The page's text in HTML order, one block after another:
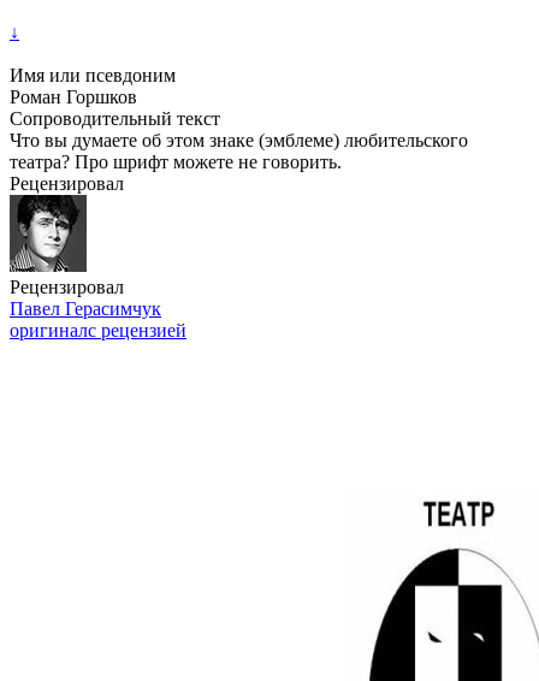
↓
Имя или псевдоним
Роман Горшков
Сопроводительный текст
Что вы думаете об этом знаке (эмблеме) любительского
театра? Про шрифт можете не говорить.
Рецензировал
Рецензировал
Павел Герасимчук
оригиналс рецензией